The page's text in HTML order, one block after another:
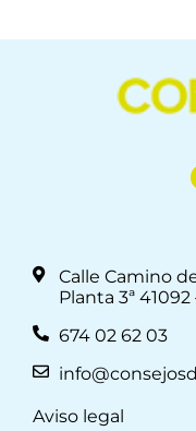
Calle Camino
Planta 3ª 41092
674 02 62 03
Aviso legal